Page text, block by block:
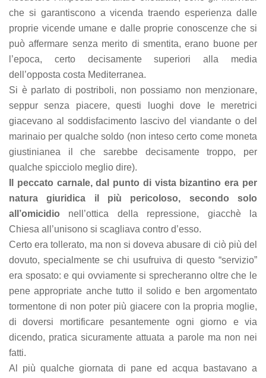
che si garantiscono a vicenda traendo esperienza dalle
proprie vicende umane e dalle proprie conoscenze che si
può affermare senza merito di smentita, erano buone per
l’epoca, certo decisamente superiori alla media
dell’opposta costa Mediterranea.
Si è parlato di postriboli, non possiamo non menzionare,
seppur senza piacere, questi luoghi dove le meretrici
giacevano al soddisfacimento lascivo del viandante o del
marinaio per qualche soldo (non inteso certo come moneta
giustinianea il che sarebbe decisamente troppo, per
qualche spicciolo meglio dire).
Il peccato carnale, dal punto di vista bizantino era per
natura giuridica il più pericoloso, secondo solo
all’omicidio nell’ottica della repressione, giacchè la
Chiesa all’unisono si scagliava contro d’esso.
Certo era tollerato, ma non si doveva abusare di ciò più del
dovuto, specialmente se chi usufruiva di questo “servizio”
era sposato: e qui ovviamente si sprecheranno oltre che le
pene appropriate anche tutto il solido e ben argomentato
tormentone di non poter più giacere con la propria moglie,
di doversi mortificare pesantemente ogni giorno e via
dicendo, pratica sicuramente attuata a parole ma non nei
fatti.
Al più qualche giornata di pane ed acqua bastavano a